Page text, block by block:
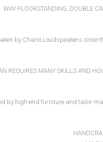
by Chario Loudspeakers since
REQUIRES MANY SKILLS AND
by high-end furniture and tailor-